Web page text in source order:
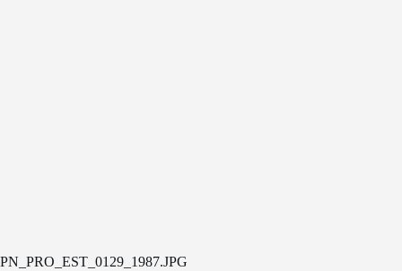
PN_PRO_EST_0129_1987.JPG